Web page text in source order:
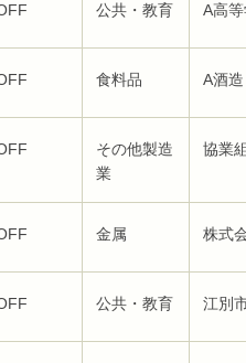
公共・教育 A高
食料品 A酒
その他製造
業
協業
金属 株式
公共・教育 江別